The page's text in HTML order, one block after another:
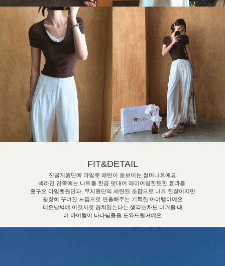
FIT&DETAIL
잔골지원단에 아일렛 패턴이 돋보이는 썸머니트예요
넥라인 안쪽에는 니트를 한겹 덧대어 레이어링한듯한 효과를
줬구요 아일렛원단과, 무지원단의 세련된 조합으로 니트 한장이지만
굉장히 꾸며진 느낌으로 연출해주는 기특한 아이템이예요
더운날씨에 이것저것 겹쳐입는다는 생각조차도 버거울 때
이 아이템이 나나님들을 도와드릴거예요